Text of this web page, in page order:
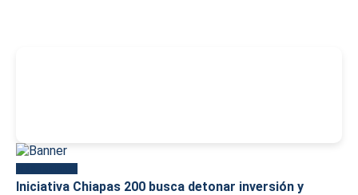
Iniciativa Chiapas 200 busca detonar inversión y